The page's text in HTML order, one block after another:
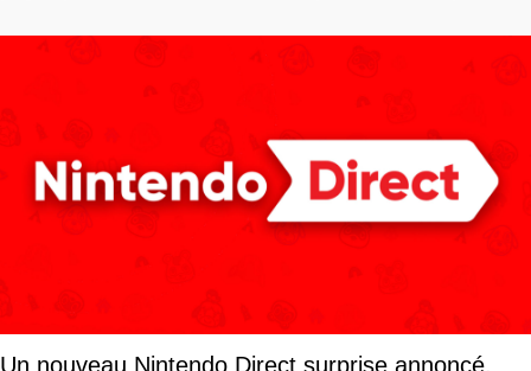
Un nouveau Nintendo Direct surprise annoncé,